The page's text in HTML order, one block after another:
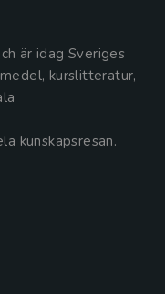
är idag Sveriges
kurslitteratur,
kunskapsresan.